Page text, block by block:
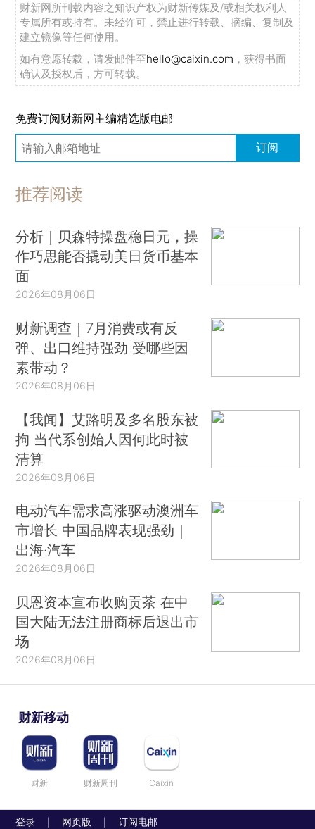
财新网所刊载内容之知识产权为财新传媒及/或相关权利人
专属所有或持有。未经许可，禁止进行转载、摘编、复制及
建立镜像等任何使用。
如有意愿转载，请发邮件至hello@caixin.com ，获得书面
确认及授权后，方可转载。
免费订阅财新网主编精选版电邮
订阅
推荐阅读
分析｜贝森特操盘稳日元，操
作巧思能否撬动美日货币基本
面
2026年08月06日
财新调查｜7月消费或有反
弹、出口维持强劲 受哪些因
素带动？
2026年08月06日
【我闻】艾路明及多名股东被
拘 当代系创始人因何此时被
清算
2026年08月06日
电动汽车需求高涨驱动澳洲车
市增长 中国品牌表现强劲｜
出海·汽车
2026年08月06日
贝恩资本宣布收购贡茶 在中
国大陆无法注册商标后退出市
场
2026年08月06日
财新移动
财新 财新周刊 Caixin
登录 网页版 订阅电邮